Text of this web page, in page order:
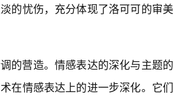
的忧伤，充分体现了洛可可的审美
的营造。情感表达的深化与主题的
在情感表达上的进一步深化。它们